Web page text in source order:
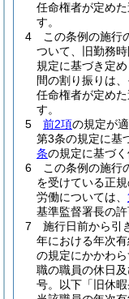
任命権者が定め
す。
4
この条例の施行
ついて、旧勤務
規定に基づき定
間の割り振りは
任命権者が定め
す。
5
前2項の規定が
第3条の規定に基
条の規定に基づく
6
この条例の施行
を受けている正
労働については、
基準監督署長の許
7
施行日前から引
年における年次有
の規定にかかわ
職の職員の休日
号。以下「旧休